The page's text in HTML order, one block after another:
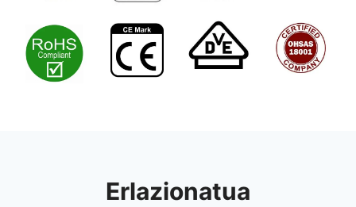
Erlazionatua